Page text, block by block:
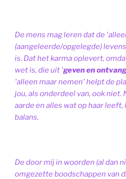
De mens mag leren dat de
(aangeleerde/opgelegde)
is. Dat het karma oplevert,
wet is, die uit 'geven en
'alleen maar nemen' helpt de
jou, als onderdeel van, ook niet.
aarde en alles wat op haar
balans.
De door mij in woorden (al dan
omgezette boodschappen van